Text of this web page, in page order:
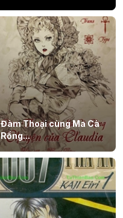
Đàm Thoại cùng Ma Cà
Rồng...